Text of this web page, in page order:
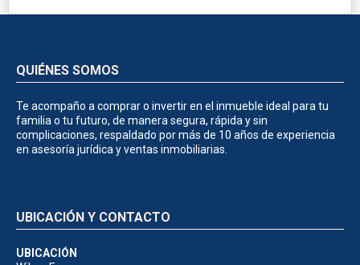
QUIÉNES SOMOS
Te acompaño a comprar o invertir en el inmueble ideal para tu
familia o tu futuro, de manera segura, rápida y sin
complicaciones, respaldado por más de 10 años de experiencia
en asesoría jurídica y ventas inmobiliarias.
UBICACIÓN Y CONTACTO
UBICACIÓN